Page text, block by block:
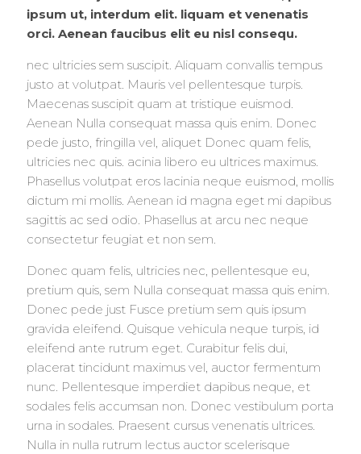
ipsum ut, interdum elit. liquam et venenatis
orci. Aenean faucibus elit eu nisl consequ.
nec ultricies sem suscipit. Aliquam convallis tempus
justo at volutpat. Mauris vel pellentesque turpis.
Maecenas suscipit quam at tristique euismod.
Aenean Nulla consequat massa quis enim. Donec
pede justo, fringilla vel, aliquet Donec quam felis,
ultricies nec quis. acinia libero eu ultrices maximus.
Phasellus volutpat eros lacinia neque euismod, mollis
dictum mi mollis. Aenean id magna eget mi dapibus
sagittis ac sed odio. Phasellus at arcu nec neque
consectetur feugiat et non sem.
Donec quam felis, ultricies nec, pellentesque eu,
pretium quis, sem Nulla consequat massa quis enim.
Donec pede just Fusce pretium sem quis ipsum
gravida eleifend. Quisque vehicula neque turpis, id
eleifend ante rutrum eget. Curabitur felis dui,
placerat tincidunt maximus vel, auctor fermentum
nunc. Pellentesque imperdiet dapibus neque, et
sodales felis accumsan non. Donec vestibulum porta
urna in sodales. Praesent cursus venenatis ultrices.
Nulla in nulla rutrum lectus auctor scelerisque